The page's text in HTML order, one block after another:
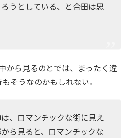
うとしている、と合田は思
から見るのとでは、まったく違
そうなのかもしれない。
は、ロマンチックな街に見え
ら見ると、ロマンチックな